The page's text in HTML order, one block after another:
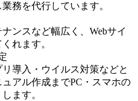
業務を代行しています。
ンスなど幅広く、Webサイ
れます。
導入・ウイルス対策などと
アル作成までPC・スマホの
します。